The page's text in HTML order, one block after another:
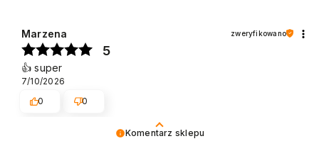
Komentarz sklepu
Marzena zweryfikowano
5
👍️ super
7/10/2026
0
0